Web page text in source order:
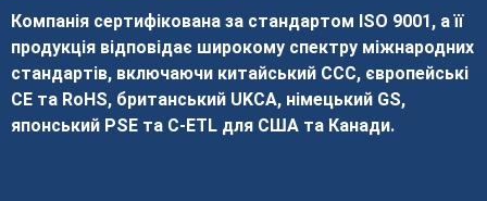
Компанія сертифікована за стандартом ISO 9001, а її
продукція відповідає широкому спектру міжнародних
стандартів, включаючи китайський CCC, європейські
CE та RoHS, британський UKCA, німецький GS,
японський PSE та C-ETL для США та Канади.